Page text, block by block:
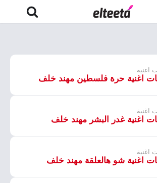
اغنية
اغنية حرة فلسطين مهند خلف
اغنية
اغنية غدر البشر مهند خلف
اغنية
اغنية شو هالعلقة مهند خلف